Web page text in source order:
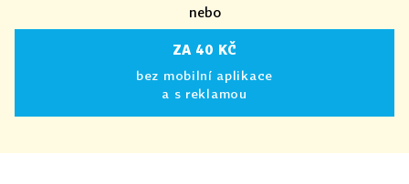
nebo
ZA 40 KČ
bez mobilní aplikace
a s reklamou